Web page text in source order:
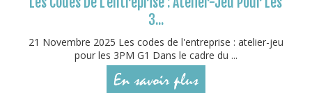
3...
21 Novembre 2025 Les codes de l'entreprise : atelier-jeu
pour les 3PM G1 Dans le cadre du ...
En savoir plus